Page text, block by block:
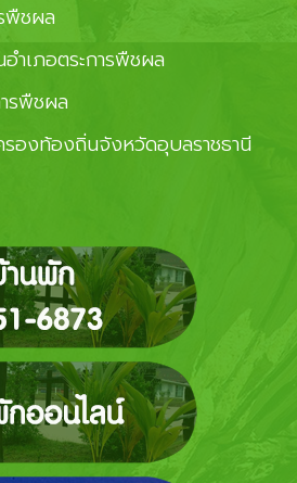
พืชผล
ำเภอตระการพืชผล
รพืชผล
องท้องถิ่นจังหวัดอุบลราชธานี